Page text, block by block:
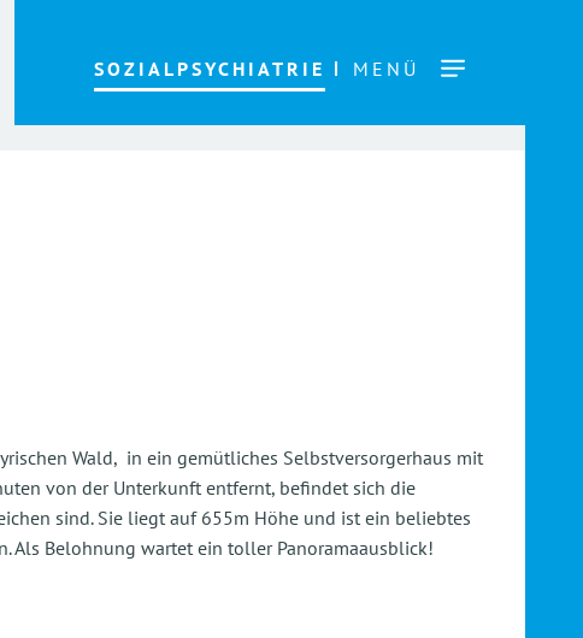
SOZIALPSYCHIATRIE MENÜ
Wald, in ein gemütliches Selbstversorgerhaus mit
von der Unterkunft entfernt, befindet sich die
sind. Sie liegt auf 655m Höhe und ist ein beliebtes
Als Belohnung wartet ein toller Panoramaausblick!